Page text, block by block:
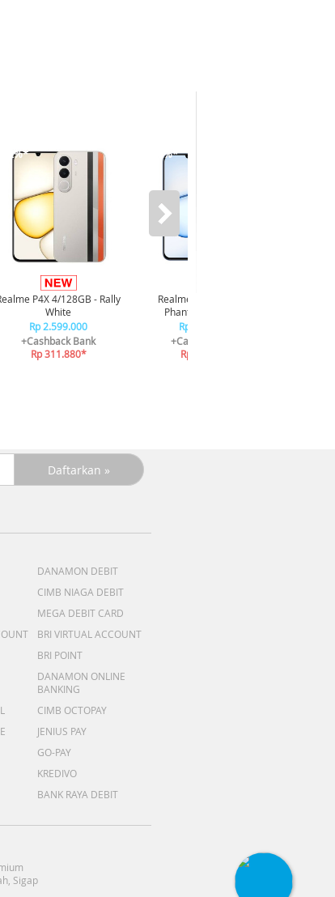
-12%*
P4X 4/128GB - Rally
White
Rp 2.599.000
+Cashback Bank
Rp 311.880*
-12%*
Realme P4X 4/128GB -
Phantom Navy Blue
Rp 2.599.000
+Cashback Bank
Rp 311.880*
DANAMON DEBIT
CIMB NIAGA DEBIT
MEGA DEBIT CARD
BRI VIRTUAL ACCOUNT
BRI POINT
DANAMON ONLINE
BANKING
CIMB OCTOPAY
JENIUS PAY
GO-PAY
KREDIVO
BANK RAYA DEBIT
Sigap